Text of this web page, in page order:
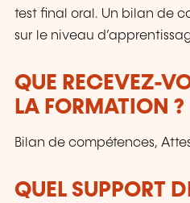
test final oral. Un bilan de
sur le niveau
QUE RECEVEZ-
LA FORMATION ?
Bilan de compétences,
QUEL SUPPORT